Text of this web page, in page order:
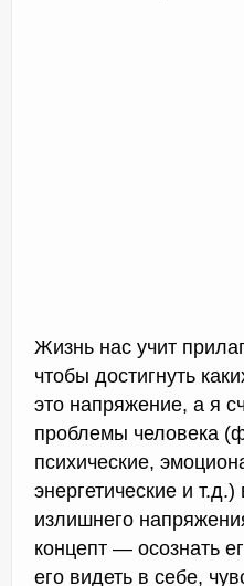
Жизнь нас учит
чтобы достигнуть
это напряжение, а я
проблемы человека
психические,
энергетические и
излишнего
концепт — осознать
его видеть в себе,